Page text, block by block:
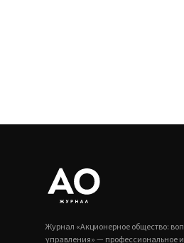
Журнал «Акционерное общество:
управления» — профессиональное